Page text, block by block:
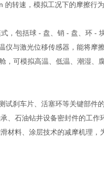
转速，模拟工况下的摩擦行为
包括球 - 盘、销 - 盘、环 -
仪与激光位移传感器，能将摩
可模拟高温、低温、潮湿、
刹车片、活塞环等关键部件
、石油钻井设备密封件的工作
材料、涂层技术的减摩机理，